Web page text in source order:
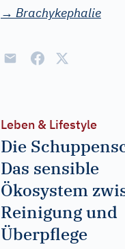
→ Brachykephalie
Leben & Lifestyle
Die
Das sensible
Ökosystem
Reinigung und
Überpflege